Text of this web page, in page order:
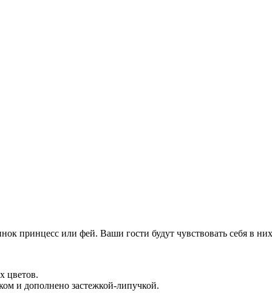
принцесс или фей. Ваши гости будут чувствовать себя в
цветов.
и дополнено застежкой-липучкой.